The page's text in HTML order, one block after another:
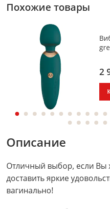
Похожие товары
2
Описание
Отличный выбор, если Вы
доставить яркие
вагинально!